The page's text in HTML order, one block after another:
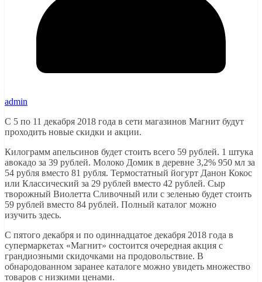
admin
С 5 по 11 декабря 2018 года в сети магазинов Магнит будут
проходить новые скидки и акции.
Килограмм апельсинов будет стоить всего 59 рублей. 1 штука
авокадо за 39 рублей. Молоко Домик в деревне 3,2% 950 мл за
54 рубля вместо 81 рубля. Термостатный йогурт Данон Кокос
или Классический за 29 рублей вместо 42 рублей. Сыр
творожный Виолетта Сливочный или с зеленью будет стоить
59 рублей вместо 84 рублей. Полный каталог можно
изучить здесь.
С пятого декабря и по одиннадцатое декабря 2018 года в
супермаркетах «Магнит» состоится очередная акция с
грандиозными скидочками на продовольствие. В
обнародованном заранее каталоге можно увидеть множество
товаров с низкими ценами.